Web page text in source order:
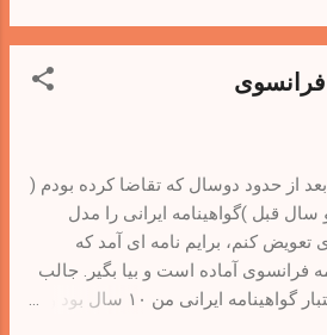
های موبایل و ثابت در فرانسه داشته باشید. ۲-
کارت در فرانسه نوشته بودم، اعلام
ضمن قیمت اس ام اس را هم از ۱۰ سنت به ۵
می دهیم. بعد از مدتی برای من اس
که شما می توانید از قیمتهای
استفاده کنید. توضیح اینکه من اصلا در
اکانت خودمان را شارژ نکرده
فرانسوی
بعد از حدود دوسال که تقاضا کرده بودم (
قبل )گواهینامه ایرانی را مدل
تعویض کنم، برایم نامه ای آمد که
فرانسوی آماده است و بیا بگیر. جالب
اینکه اعتبار گواهینامه ایرانی من ۱۰ سال بود و